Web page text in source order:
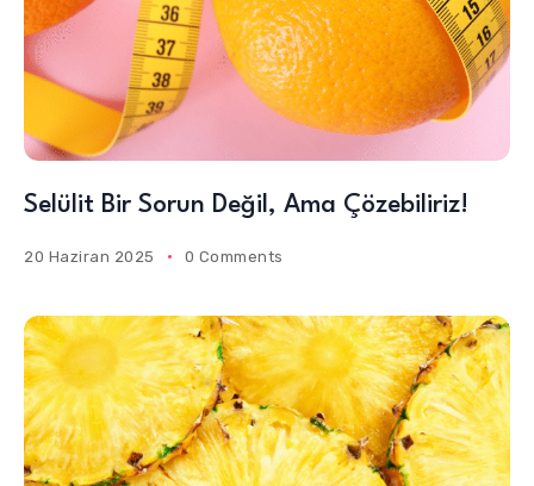
Selülit Bir Sorun Değil, Ama Çözebiliriz!
20 Haziran 2025 0 Comments